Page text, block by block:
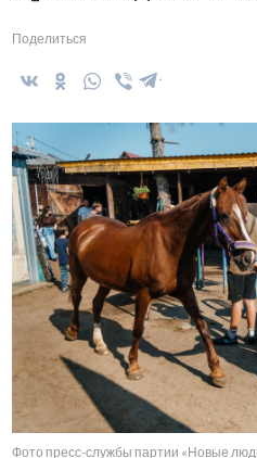
Поделиться
Фото пресс-службы партии «Новые